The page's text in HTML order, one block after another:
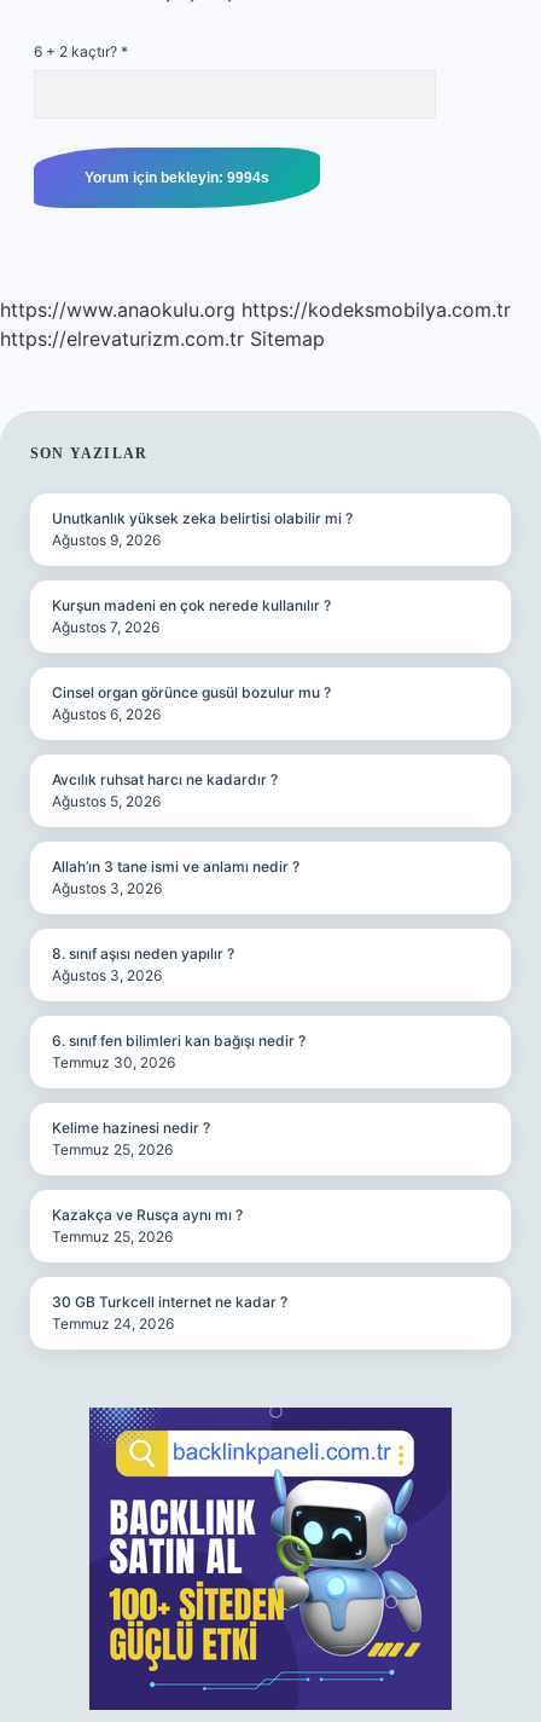
6 + 2 kaçtır? *
https://www.anaokulu.org https://kodeksmobilya.com.tr
https://elrevaturizm.com.tr Sitemap
SIDEBAR
SON YAZILAR
Unutkanlık yüksek zeka belirtisi olabilir mi ?
Ağustos 9, 2026
Kurşun madeni en çok nerede kullanılır ?
Ağustos 7, 2026
Cinsel organ görünce gusül bozulur mu ?
Ağustos 6, 2026
Avcılık ruhsat harcı ne kadardır ?
Ağustos 5, 2026
Allah’ın 3 tane ismi ve anlamı nedir ?
Ağustos 3, 2026
8. sınıf aşısı neden yapılır ?
Ağustos 3, 2026
6. sınıf fen bilimleri kan bağışı nedir ?
Temmuz 30, 2026
Kelime hazinesi nedir ?
Temmuz 25, 2026
Kazakça ve Rusça aynı mı ?
Temmuz 25, 2026
30 GB Turkcell internet ne kadar ?
Temmuz 24, 2026